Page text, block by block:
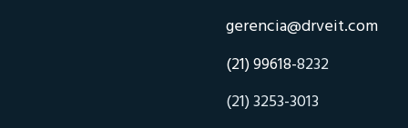
gerencia@drveit.com
(21) 99618-8232
(21) 3253-3013